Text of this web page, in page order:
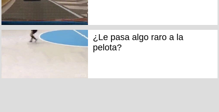
¿Le pasa algo raro a la
pelota?